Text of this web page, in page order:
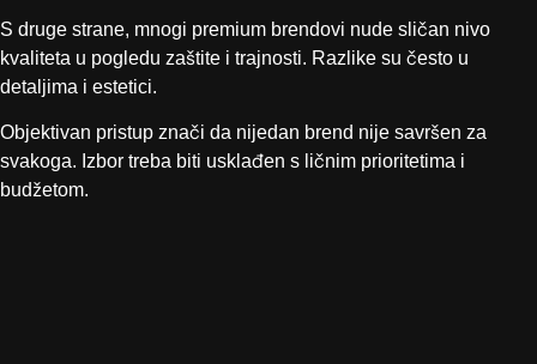
S druge strane, mnogi premium brendovi nude sličan nivo
kvaliteta u pogledu zaštite i trajnosti. Razlike su često u
detaljima i estetici.
Objektivan pristup znači da nijedan brend nije savršen za
svakoga. Izbor treba biti usklađen s ličnim prioritetima i
budžetom.